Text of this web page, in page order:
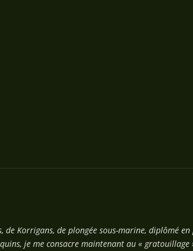
de Korrigans, de plongée sous-marine, diplômé
je me consacre maintenant au «